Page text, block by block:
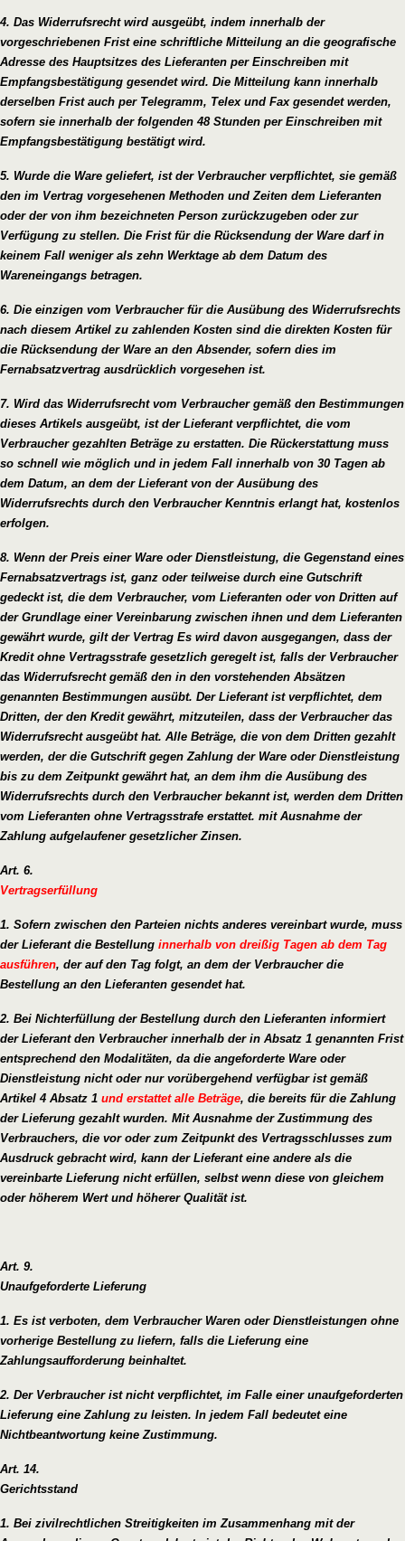
4. Das Widerrufsrecht wird ausgeübt, indem innerhalb der
vorgeschriebenen Frist eine schriftliche Mitteilung an die geografische
Adresse des Hauptsitzes des Lieferanten per Einschreiben mit
Empfangsbestätigung gesendet wird. Die Mitteilung kann innerhalb
derselben Frist auch per Telegramm, Telex und Fax gesendet werden,
sofern sie innerhalb der folgenden 48 Stunden per Einschreiben mit
Empfangsbestätigung bestätigt wird.
5. Wurde die Ware geliefert, ist der Verbraucher verpflichtet, sie gemäß
den im Vertrag vorgesehenen Methoden und Zeiten dem Lieferanten
oder der von ihm bezeichneten Person zurückzugeben oder zur
Verfügung zu stellen. Die Frist für die Rücksendung der Ware darf in
keinem Fall weniger als zehn Werktage ab dem Datum des
Wareneingangs betragen.
6. Die einzigen vom Verbraucher für die Ausübung des Widerrufsrechts
nach diesem Artikel zu zahlenden Kosten sind die direkten Kosten für
die Rücksendung der Ware an den Absender, sofern dies im
Fernabsatzvertrag ausdrücklich vorgesehen ist.
7. Wird das Widerrufsrecht vom Verbraucher gemäß den Bestimmungen
dieses Artikels ausgeübt, ist der Lieferant verpflichtet, die vom
Verbraucher gezahlten Beträge zu erstatten. Die Rückerstattung muss
so schnell wie möglich und in jedem Fall innerhalb von 30 Tagen ab
dem Datum, an dem der Lieferant von der Ausübung des
Widerrufsrechts durch den Verbraucher Kenntnis erlangt hat, kostenlos
erfolgen.
8. Wenn der Preis einer Ware oder Dienstleistung, die Gegenstand eines
Fernabsatzvertrags ist, ganz oder teilweise durch eine Gutschrift
gedeckt ist, die dem Verbraucher, vom Lieferanten oder von Dritten auf
der Grundlage einer Vereinbarung zwischen ihnen und dem Lieferanten
gewährt wurde, gilt der Vertrag Es wird davon ausgegangen, dass der
Kredit ohne Vertragsstrafe gesetzlich geregelt ist, falls der Verbraucher
das Widerrufsrecht gemäß den in den vorstehenden Absätzen
genannten Bestimmungen ausübt. Der Lieferant ist verpflichtet, dem
Dritten, der den Kredit gewährt, mitzuteilen, dass der Verbraucher das
Widerrufsrecht ausgeübt hat. Alle Beträge, die von dem Dritten gezahlt
werden, der die Gutschrift gegen Zahlung der Ware oder Dienstleistung
bis zu dem Zeitpunkt gewährt hat, an dem ihm die Ausübung des
Widerrufsrechts durch den Verbraucher bekannt ist, werden dem Dritten
vom Lieferanten ohne Vertragsstrafe erstattet. mit Ausnahme der
Zahlung aufgelaufener gesetzlicher Zinsen.
Art. 6.
Vertragserfüllung
1. Sofern zwischen den Parteien nichts anderes vereinbart wurde, muss
der Lieferant die Bestellung innerhalb von dreißig Tagen ab dem Tag
ausführen, der auf den Tag folgt, an dem der Verbraucher die
Bestellung an den Lieferanten gesendet hat.
2. Bei Nichterfüllung der Bestellung durch den Lieferanten informiert
der Lieferant den Verbraucher innerhalb der in Absatz 1 genannten Frist
entsprechend den Modalitäten, da die angeforderte Ware oder
Dienstleistung nicht oder nur vorübergehend verfügbar ist gemäß
Artikel 4 Absatz 1 und erstattet alle Beträge, die bereits für die Zahlung
der Lieferung gezahlt wurden. Mit Ausnahme der Zustimmung des
Verbrauchers, die vor oder zum Zeitpunkt des Vertragsschlusses zum
Ausdruck gebracht wird, kann der Lieferant eine andere als die
vereinbarte Lieferung nicht erfüllen, selbst wenn diese von gleichem
oder höherem Wert und höherer Qualität ist.
Art. 9.
Unaufgeforderte Lieferung
1. Es ist verboten, dem Verbraucher Waren oder Dienstleistungen ohne
vorherige Bestellung zu liefern, falls die Lieferung eine
Zahlungsaufforderung beinhaltet.
2. Der Verbraucher ist nicht verpflichtet, im Falle einer unaufgeforderten
Lieferung eine Zahlung zu leisten. In jedem Fall bedeutet eine
Nichtbeantwortung keine Zustimmung.
Art. 14.
Gerichtsstand
1. Bei zivilrechtlichen Streitigkeiten im Zusammenhang mit der